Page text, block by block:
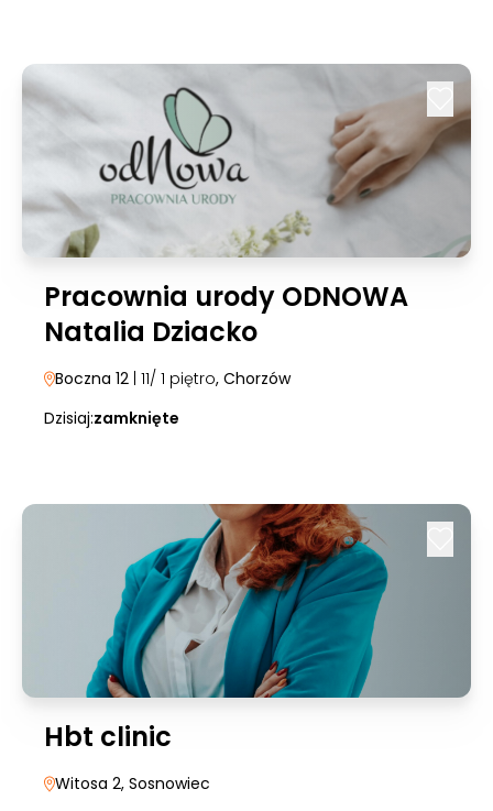
Pracownia urody ODNOWA
Natalia Dziacko
Boczna 12 | 11/ 1 piętro, Chorzów
Dzisiaj:zamknięte
Hbt clinic
Witosa 2, Sosnowiec